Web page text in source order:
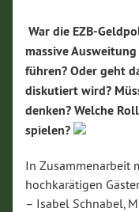
War die EZB-
massive
führen? Oder geht
diskutiert wird?
denken? Welche
spielen?
In Zusammenarbeit
hochkarätigen
– Isabel Schnabel,